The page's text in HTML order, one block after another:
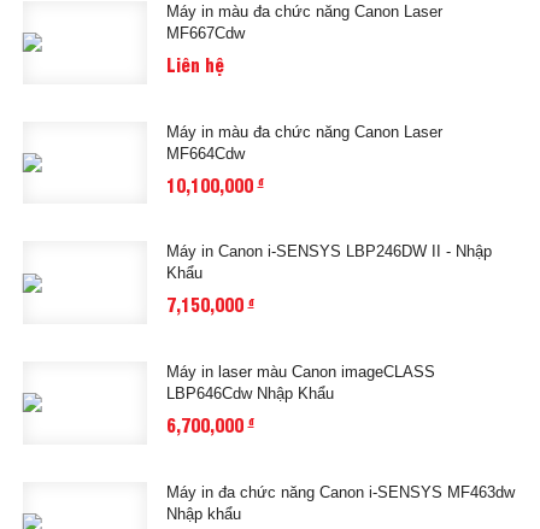
Máy in màu đa chức năng Canon Laser
MF667Cdw
Liên hệ
Máy in màu đa chức năng Canon Laser
MF664Cdw
10,100,000đ
Máy in Canon i-SENSYS LBP246DW II - Nhập
Khẩu
7,150,000đ
Máy in laser màu Canon imageCLASS
LBP646Cdw Nhập Khẩu
6,700,000đ
Máy in đa chức năng Canon i-SENSYS MF463dw
Nhập khẩu